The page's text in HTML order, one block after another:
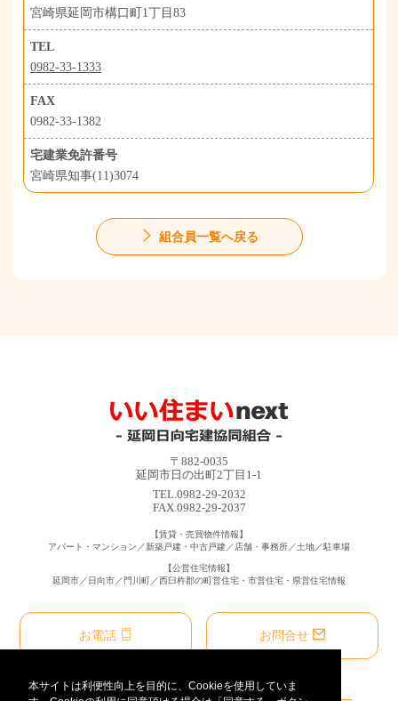
本サイトは利便性向上を目的に、Cookieを使用していま
宮崎県延岡市構口町1丁目83
TEL
0982-33-1333
FAX
0982-33-1382
宅建業免許番号
宮崎県知事(11)3074
組合員一覧へ戻る
〒882-0035
延岡市日の出町2丁目1-1
TEL.0982-29-2032
FAX.0982-29-2037
【賃貸・売買物件情報】
アパート・マンション／新築戸建・中古戸建／店舗・事務所／土地／駐車場
【公営住宅情報】
延岡市／日向市／門川町／西臼杵郡の町営住宅・市営住宅・県営住宅情報
お電話 お問合せ